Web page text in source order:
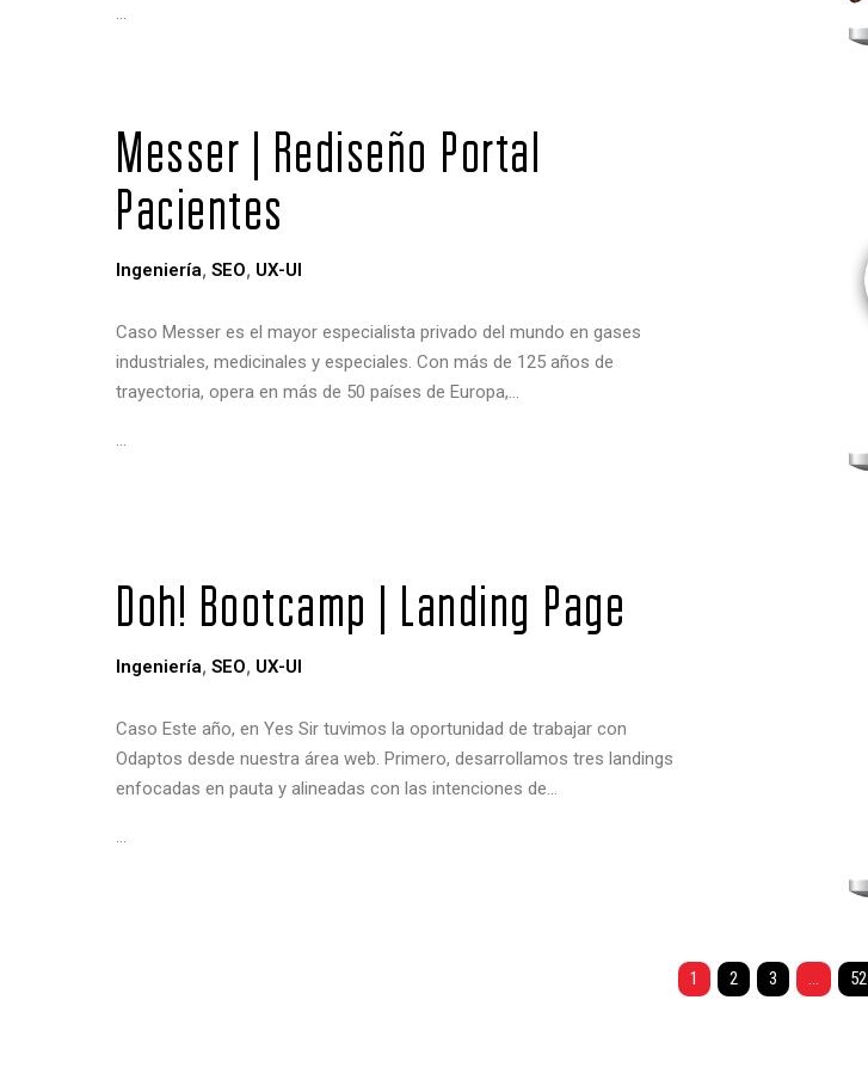
…
Messer | Rediseño Portal
Pacientes
Ingeniería, SEO, UX-UI
Caso Messer es el mayor especialista privado del mundo en gases
industriales, medicinales y especiales. Con más de 125 años de
trayectoria, opera en más de 50 países de Europa,…
Doh! Bootcamp | Landing Page
Ingeniería, SEO, UX-UI
Caso Este año, en Yes Sir tuvimos la oportunidad de trabajar con
Odaptos desde nuestra área web. Primero, desarrollamos tres landings
enfocadas en pauta y alineadas con las intenciones de…
…
1 2 3 … 52